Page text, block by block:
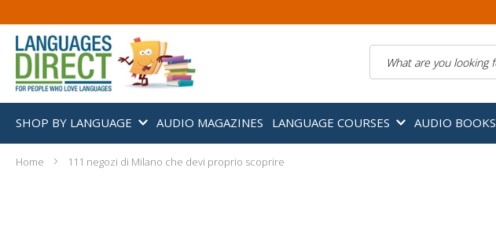
SHOP BY LANGUAGE AUDIO MAGAZINES LANGUAGE COURSES AUDIO BOOKS
Home 111 negozi di Milano che devi proprio scoprire